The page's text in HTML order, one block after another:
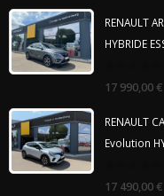
RENAULT
HYBRIDE
out
17 990,00 €
RENAULT
Evolution
out
17 490,00 €